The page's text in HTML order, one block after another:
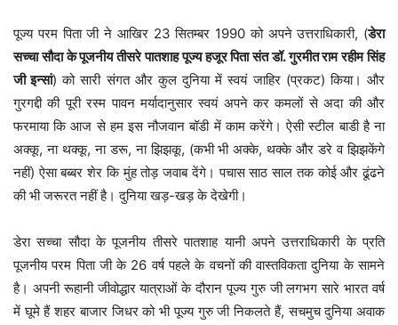
पूज्य परम पिता जी ने आखिर 23 सितम्बर 1990 को अपने उत्तराधिकारी, (डेरा
सच्चा सौदा के पूजनीय तीसरे पातशाह पूज्य हजूर पिता संत डॉ. गुरमीत राम रहीम सिंह
जी इन्सां) को सारी संगत और कुल दुनिया में स्वयं जाहिर (प्रकट) किया। और
गुरगद्दी की पूरी रस्म पावन मर्यादानुसार स्वयं अपने कर कमलों से अदा की और
फरमाया कि आज से हम इस नौजवान बॉडी में काम करेंगे। ऐसी स्टील बाडी है ना
अक्कू, ना थक्कू, ना डरू, ना झिझकू, (कभी भी अक्के, थक्के और डरे व झिझकेंगे
नहीं) ऐसा बब्बर शेर कि मुंह तोड़ जवाब देंगे। पचास साठ साल तक कोई और ढूंढने
की भी जरूरत नहीं है। दुनिया खड़-खड़ के देखेगी।
डेरा सच्चा सौदा के पूजनीय तीसरे पातशाह यानी अपने उत्तराधिकारी के प्रति
पूजनीय परम पिता जी के 26 वर्ष पहले के वचनों की वास्तविकता दुनिया के सामने
है। अपनी रूहानी जीवोद्धार यात्राओं के दौरान पूज्य गुरु जी लगभग सारे भारत वर्ष
में घूमे हैं शहर बाजार जिधर को भी पूज्य गुरु जी निकलते हैं, सचमुच दुनिया अवाक